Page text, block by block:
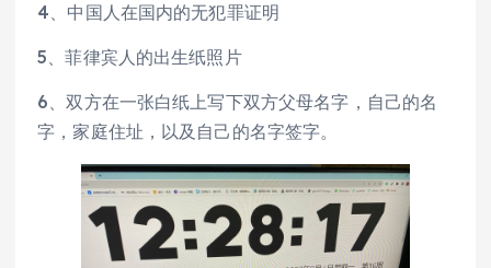
4、中国人在国内的无犯罪证明
5、菲律宾人的出生纸照片
6、双方在一张白纸上写下双方父母名字，自己的名
字，家庭住址，以及自己的名字签字。